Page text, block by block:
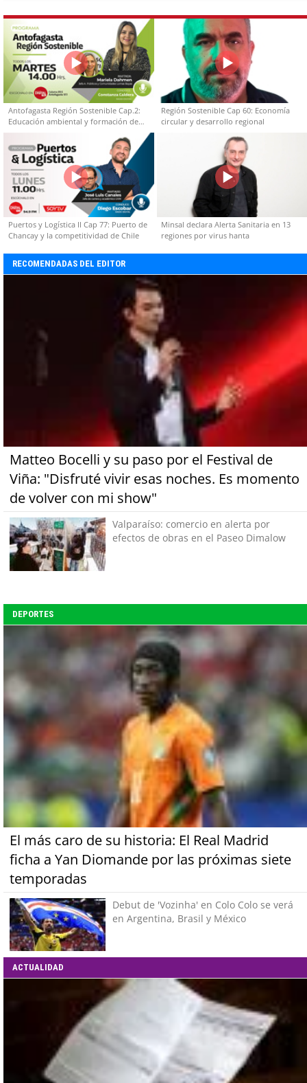
Antofagasta Región Sostenible Cap.2:
Educación ambiental y formación de
capacidades técnicas
Región Sostenible Cap 60: Economía
circular y desarrollo regional
Puertos y Logística II Cap 77: Puerto de
Chancay y la competitividad de Chile
Minsal declara Alerta Sanitaria en 13
regiones por virus hanta
RECOMENDADAS DEL EDITOR
Matteo Bocelli y su paso por el Festival de
Viña: "Disfruté vivir esas noches. Es momento
de volver con mi show"
Valparaíso: comercio en alerta por
efectos de obras en el Paseo Dimalow
DEPORTES
El más caro de su historia: El Real Madrid
ficha a Yan Diomande por las próximas siete
temporadas
Debut de 'Vozinha' en Colo Colo se verá
en Argentina, Brasil y México
ACTUALIDAD